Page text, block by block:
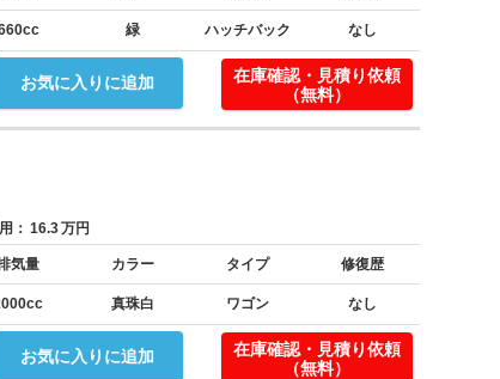
緑 ハッチバック なし
お気に入りに追加
在庫確認・見積り依頼
（無料）
： 16.3万円
気量 カラー タイプ 修復歴
真珠白 ワゴン なし
お気に入りに追加
在庫確認・見積り依頼
（無料）